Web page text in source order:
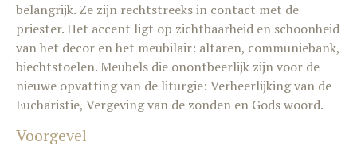
belangrijk. Ze zijn rechtstreeks in contact met de
priester. Het accent ligt op zichtbaarheid en schoonheid
van het decor en het meubilair: altaren, communiebank,
biechtstoelen. Meubels die onontbeerlijk zijn voor de
nieuwe opvatting van de liturgie: Verheerlijking van de
Eucharistie, Vergeving van de zonden en Gods woord.
Voorgevel